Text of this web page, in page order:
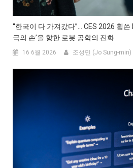
“한국이 다 가져갔다”… CES 2026 휩쓴
극의 손’을 향한 로봇 공학의 진화
16 6월 2026 조성민 (Jo Sung-min)